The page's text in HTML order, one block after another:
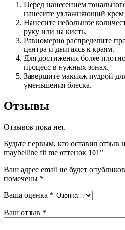
Перед нанесением
нанесите увлажняющий
Нанесите небольшое
руку или на кисть.
Равномерно распределите
центра и двигаясь к краям.
Для достижения более
процесс в нужных зонах.
Завершите макияж пудрой
уменьшения блеска.
Отзывы
Отзывов пока нет.
Будьте первым, кто оставил отзыв
maybelline fit me оттенок 101”
Ваш адрес email не будет
помечены *
Ваша оценка *
Ваш отзыв *